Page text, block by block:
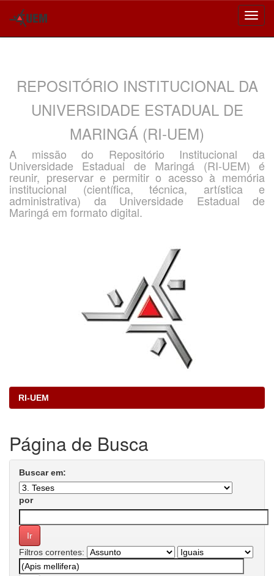
REPOSITÓRIO INSTITUCIONAL DA
UNIVERSIDADE ESTADUAL DE
MARINGÁ (RI-UEM)
A missão do Repositório Institucional da
Universidade Estadual de Maringá (RI-UEM) é
reunir, preservar e permitir o acesso à memória
institucional (científica, técnica, artística e
administrativa) da Universidade Estadual de
Maringá em formato digital.
RI-UEM
Página de Busca
Buscar em:
por
Filtros correntes: